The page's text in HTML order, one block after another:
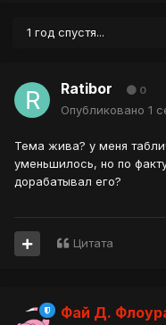
1 год спустя...
Ratibor 0
Опубликовано 1
Тема жива? у меня
уменьшилось, но по
дорабатывал его?
Цитата
Фай Д.